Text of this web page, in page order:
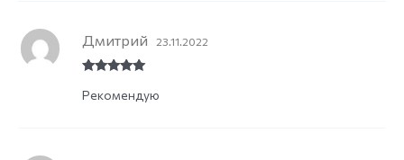
of 5
Дмитрий 23.11.2022
Рекомендую